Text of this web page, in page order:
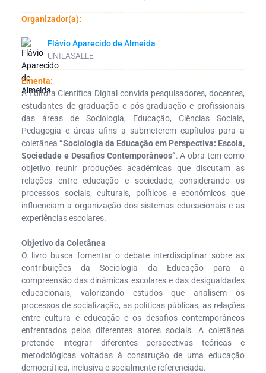
Organizador(a):
Flávio Aparecido de Almeida
UNILASALLE
Ementa:
A Editora Científica Digital convida pesquisadores, docentes,
estudantes de graduação e pós-graduação e profissionais
das áreas de Sociologia, Educação, Ciências Sociais,
Pedagogia e áreas afins a submeterem capítulos para a
coletânea “Sociologia da Educação em Perspectiva: Escola,
Sociedade e Desafios Contemporâneos”. A obra tem como
objetivo reunir produções acadêmicas que discutam as
relações entre educação e sociedade, considerando os
processos sociais, culturais, políticos e econômicos que
influenciam a organização dos sistemas educacionais e as
experiências escolares.
Objetivo da Coletânea
O livro busca fomentar o debate interdisciplinar sobre as
contribuições da Sociologia da Educação para a
compreensão das dinâmicas escolares e das desigualdades
educacionais, valorizando estudos que analisem os
processos de socialização, as políticas públicas, as relações
entre cultura e educação e os desafios contemporâneos
enfrentados pelos diferentes atores sociais. A coletânea
pretende integrar diferentes perspectivas teóricas e
metodológicas voltadas à construção de uma educação
democrática, inclusiva e socialmente referenciada.